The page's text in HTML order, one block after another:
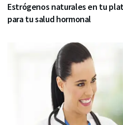
Estrógenos naturales en tu
para tu salud hormonal